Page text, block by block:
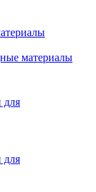
материалы
для
для